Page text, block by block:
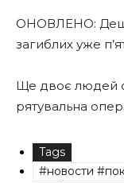
ОНОВЛЕНО: Дещо
загиблих уже
Ще двоє людей
рятувальна
Tags
#новости